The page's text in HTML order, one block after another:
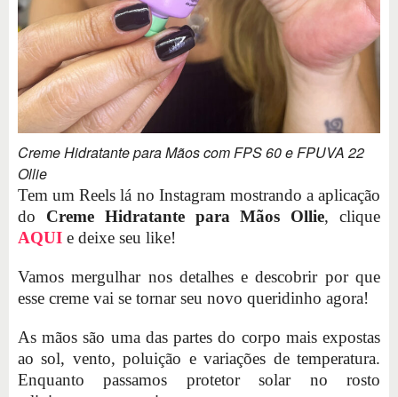
Creme Hidratante para Mãos com FPS 60 e FPUVA 22
Ollie
Tem um Reels lá no Instagram mostrando a aplicação
do Creme Hidratante para Mãos Ollie, clique
AQUI e deixe seu like!
Vamos mergulhar nos detalhes e descobrir por que
esse creme vai se tornar seu novo queridinho agora!
As mãos são uma das partes do corpo mais expostas
ao sol, vento, poluição e variações de temperatura.
Enquanto passamos protetor solar no rosto